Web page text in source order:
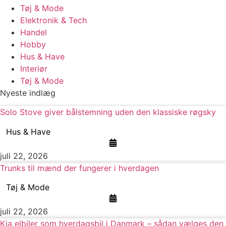
Tøj & Mode
Elektronik & Tech
Handel
Hobby
Hus & Have
Interiør
Tøj & Mode
Nyeste indlæg
Solo Stove giver bålstemning uden den klassiske røgsky
Hus & Have
juli 22, 2026
Trunks til mænd der fungerer i hverdagen
Tøj & Mode
juli 22, 2026
Kia elbiler som hverdagsbil i Danmark – sådan vælges den